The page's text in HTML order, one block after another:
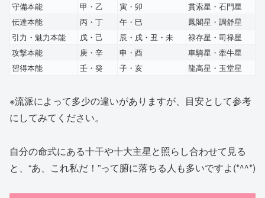
守備本能 甲・乙 寅・卯
貫索星・石門星
伝達本能
丙・丁 午・巳
鳳閣星・調舒星
引力・魅力本能
戊・己 辰・戌・丑・未
禄存星・司禄星
攻撃本能
庚・辛 申・酉
車騎星・牽牛星
習得本能
壬・癸 子・亥 龍高星・玉堂星
※流派によって多少の違いがありますが、目安として参考
にしてみてください。
自分の命式にある十干や十大主星と照らし合わせて見る
と、“あ、これ私だ！”って腑に落ちる人も多いですよ(*^^*)